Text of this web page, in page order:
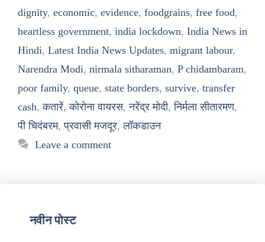
dignity, economic, evidence, foodgrains, free food,
heartless government, india lockdown, India News in
Hindi, Latest India News Updates, migrant labour,
Narendra Modi, nirmala sitharaman, P chidambaram,
poor family, queue, state borders, survive, transfer
cash,कतारें,कोरोना वायरस,नरेंद्र मोदी,निर्मला सीतारमण,
पी चिदंबरम,प्रवासी मजदूर,लॉकडाउन
Leave a comment
नवीन पोस्ट